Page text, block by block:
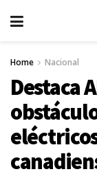
Home Nacional
Destaca